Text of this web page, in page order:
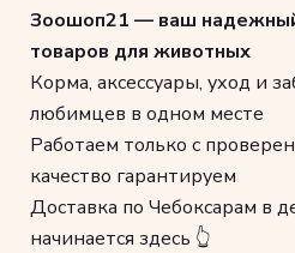
Зоошоп21 — ваш
товаров для животных
Корма, аксессуары, уход и
любимцев в одном месте
Работаем только с
качество гарантируем
Доставка по Чебоксарам в
начинается здесь 👆